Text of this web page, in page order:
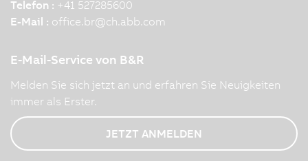
Telefon : +41 527285600
E-Mail : office.br@ch.abb.com
E-Mail-Service von B&R
Melden Sie sich jetzt an und erfahren Sie Neuigkeiten
immer als Erster.
JETZT ANMELDEN